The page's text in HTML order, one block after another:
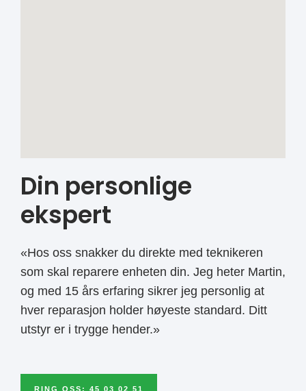
Din personlige
ekspert
«Hos oss snakker du direkte med teknikeren
som skal reparere enheten din. Jeg heter Martin,
og med 15 års erfaring sikrer jeg personlig at
hver reparasjon holder høyeste standard. Ditt
utstyr er i trygge hender.»
RING OSS: 45 03 02 51